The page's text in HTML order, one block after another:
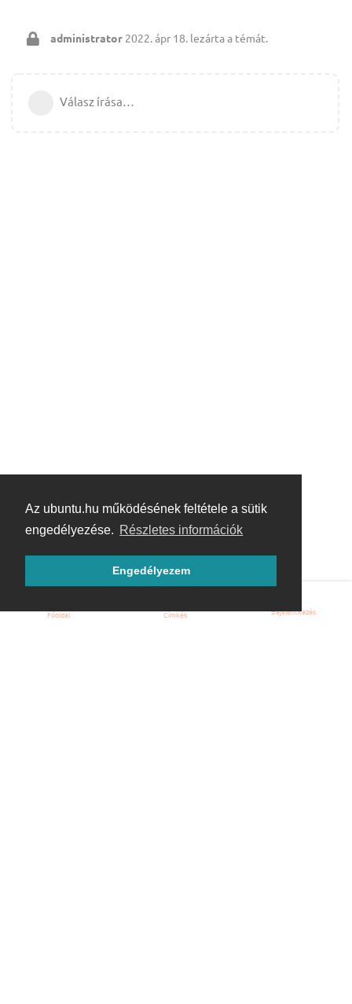
Az ubuntu.hu működésének feltétele a sütik
engedélyezése. Részletes információk
Engedélyezem
administrator 2022. ápr 18. lezárta a témát.
Válasz írása…
Főoldal Címkék Bejelentkezés